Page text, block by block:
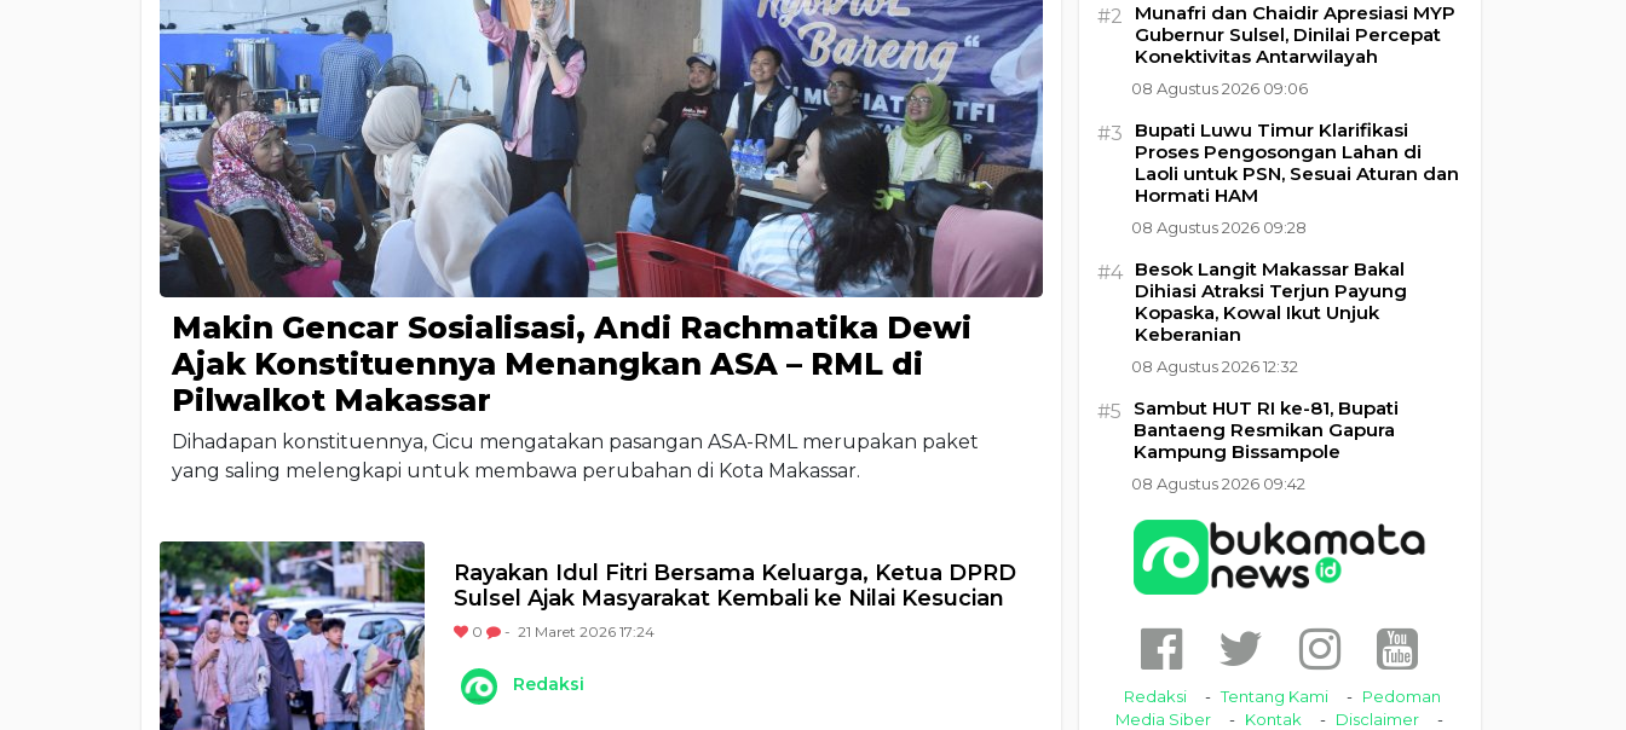
Makin Gencar Sosialisasi, Andi Rachmatika Dewi
Ajak Konstituennya Menangkan ASA – RML di
Pilwalkot Makassar
Dihadapan konstituennya, Cicu mengatakan pasangan ASA-RML merupakan paket
yang saling melengkapi untuk membawa perubahan di Kota Makassar.
Rayakan Idul Fitri Bersama Keluarga, Ketua DPRD
Sulsel Ajak Masyarakat Kembali ke Nilai Kesucian
0 - 21 Maret 2026 17:24
Redaksi
#2
Munafri dan Chaidir Apresiasi MYP
Gubernur Sulsel, Dinilai Percepat
Konektivitas Antarwilayah
08 Agustus 2026 09:06
#3
Bupati Luwu Timur Klarifikasi
Proses Pengosongan Lahan di
Laoli untuk PSN, Sesuai Aturan dan
Hormati HAM
08 Agustus 2026 09:28
#4 Besok Langit Makassar Bakal
Dihiasi Atraksi Terjun Payung
Kopaska, Kowal Ikut Unjuk
Keberanian
08 Agustus 2026 12:32
#5
Sambut HUT RI ke-81, Bupati
Bantaeng Resmikan Gapura
Kampung Bissampole
08 Agustus 2026 09:42
Redaksi Tentang Kami
Pedoman
Media Siber
Kontak
Disclaimer